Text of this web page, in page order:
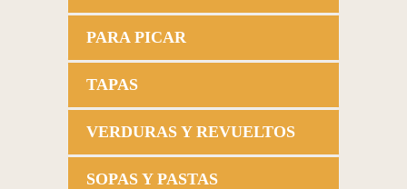
PARA PICAR
TAPAS
VERDURAS Y REVUELTOS
SOPAS Y PASTAS